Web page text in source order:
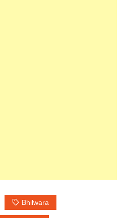
Bhilwara